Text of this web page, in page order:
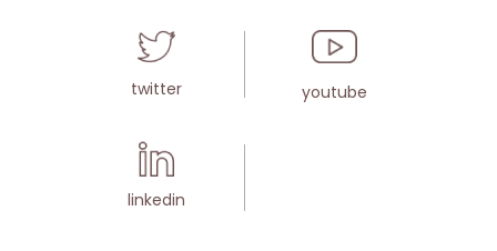
twitter youtube
linkedin